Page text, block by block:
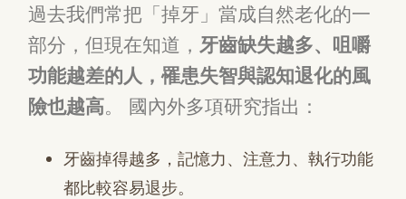
過去我們常把「掉牙」當成自然老化的一
部分，但現在知道， 牙齒缺失越多、咀嚼
功能越差的人，罹患失智與認知退化的風
險也越高。 國內外多項研究指出：
牙齒掉得越多，記憶力、注意力、執行功能
都比較容易退步。